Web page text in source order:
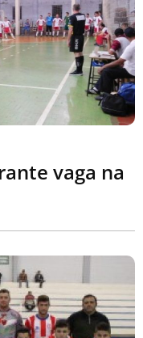
vaga na